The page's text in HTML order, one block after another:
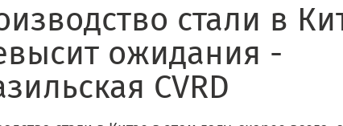
стали в
ожидания -
CVRD